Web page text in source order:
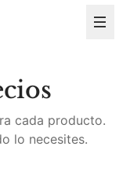
cada producto.
lo necesites.